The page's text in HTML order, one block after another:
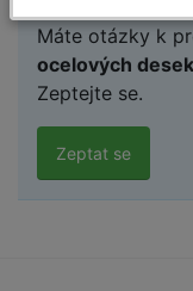
Máte otázky k
ocelových desek
Zeptejte se.
Zeptat se